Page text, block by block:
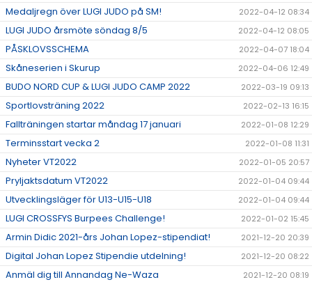
Medaljregn över LUGI JUDO på SM! 2022-04-12 08:34
LUGI JUDO årsmöte söndag 8/5 2022-04-12 08:05
PÅSKLOVSSCHEMA 2022-04-07 18:04
Skåneserien i Skurup 2022-04-06 12:49
BUDO NORD CUP & LUGI JUDO CAMP 2022 2022-03-19 09:13
Sportlovsträning 2022 2022-02-13 16:15
Fallträningen startar måndag 17 januari 2022-01-08 12:29
Terminsstart vecka 2 2022-01-08 11:31
Nyheter VT2022 2022-01-05 20:57
Pryljaktsdatum VT2022 2022-01-04 09:44
Utvecklingsläger för U13-U15-U18 2022-01-04 09:44
LUGI CROSSFYS Burpees Challenge! 2022-01-02 15:45
Armin Didic 2021-års Johan Lopez-stipendiat! 2021-12-20 20:39
Digital Johan Lopez Stipendie utdelning! 2021-12-20 08:22
Anmäl dig till Annandag Ne-Waza 2021-12-20 08:19